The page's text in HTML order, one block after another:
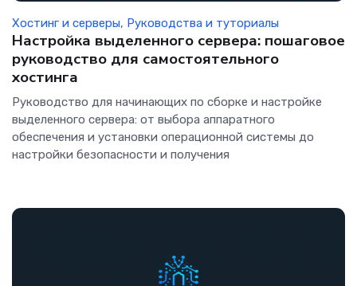
Хостинг и серверы, Руководства и туториалы
Настройка выделенного сервера: пошаговое
руководство для самостоятельного
хостинга
Руководство для начинающих по сборке и настройке
выделенного сервера: от выбора аппаратного
обеспечения и установки операционной системы до
настройки безопасности и получения